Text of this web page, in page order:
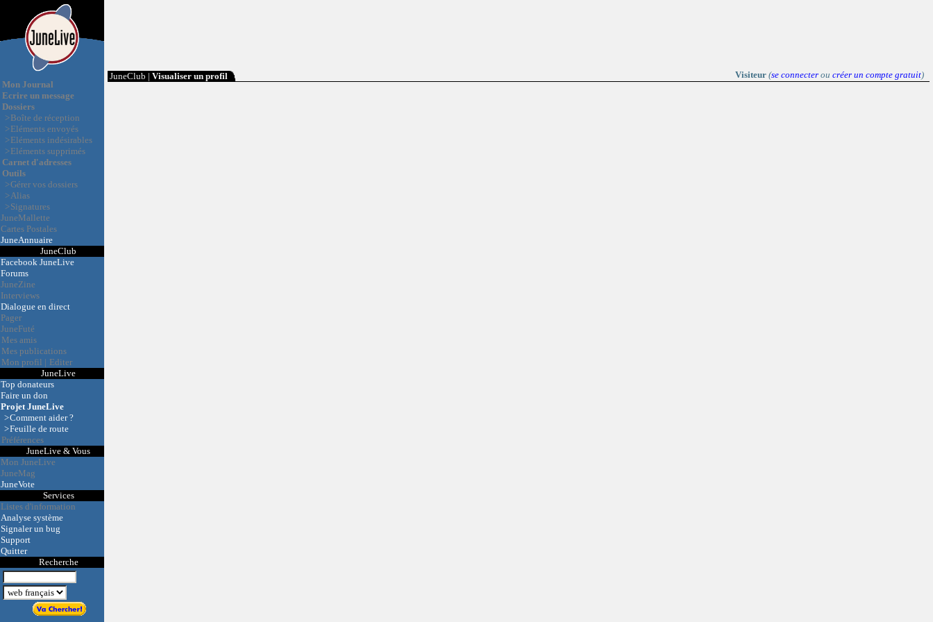
Mon Journal
Ecrire un message
Dossiers
>Boîte de réception
>Eléments envoyés
>Eléments indésirables
>Eléments supprimés
Carnet d'adresses
Outils
>Gérer vos dossiers
>Alias
>Signatures
JuneMallette
Cartes Postales
JuneAnnuaire
JuneClub
Facebook JuneLive
Forums
JuneZine
Interviews
Dialogue en direct
Pager
JuneFuté
Mes amis
Mes publications
Mon profil | Editer
JuneLive
Top donateurs
Faire un don
Projet JuneLive
>Comment aider ?
>Feuille de route
Préférences
JuneLive & Vous
Mon JuneLive
JuneMag
JuneVote
Services
Listes d'information
Analyse système
Signaler un bug
Support
Quitter
Recherche
Visiteur(se connecterou créer un compte gratuit)
JuneClub | Visualiser un profil